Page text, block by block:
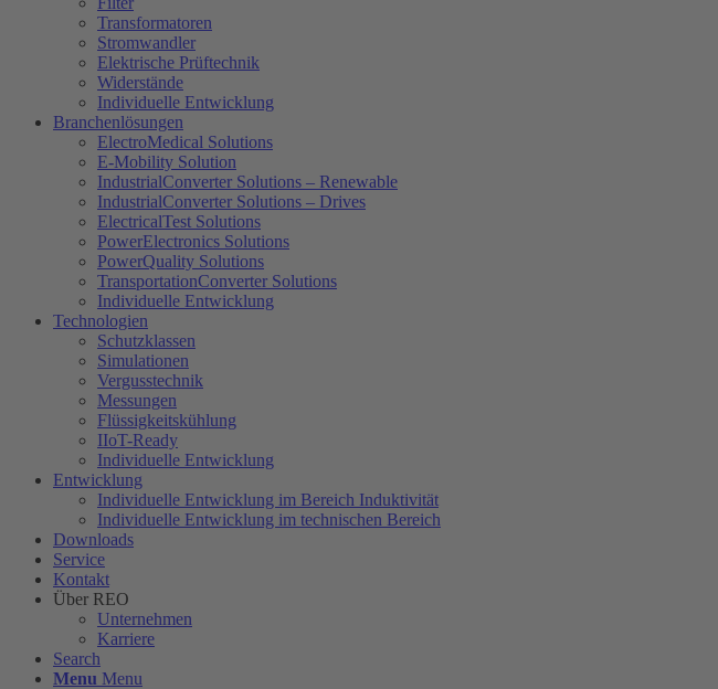
Transformatoren
Stromwandler
Elektrische Prüftechnik
Widerstände
Individuelle Entwicklung
Branchenlösungen
ElectroMedical Solutions
E-Mobility Solution
IndustrialConverter Solutions – Renewable
IndustrialConverter Solutions – Drives
ElectricalTest Solutions
PowerElectronics Solutions
PowerQuality Solutions
TransportationConverter Solutions
Individuelle Entwicklung
Technologien
Schutzklassen
Simulationen
Vergusstechnik
Messungen
Flüssigkeitskühlung
IIoT-Ready
Individuelle Entwicklung
Entwicklung
Individuelle Entwicklung im Bereich Induktivität
Individuelle Entwicklung im technischen Bereich
Downloads
Service
Kontakt
Über REO
Unternehmen
Karriere
Search
Menu Menu